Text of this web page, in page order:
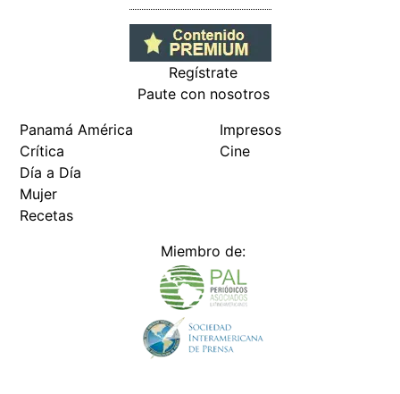
Regístrate
Paute con nosotros
Panamá América
Crítica
Día a Día
Mujer
Recetas
Impresos
Cine
Miembro de: